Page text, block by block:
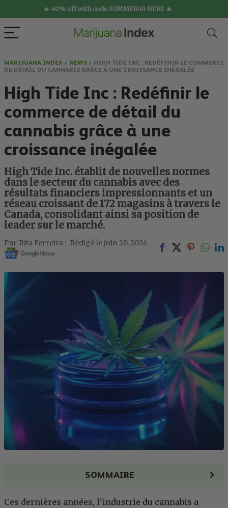
🔥 40% off with code SUMMER40 HERE 🔥
MARIJUANA INDEX > NEWS > HIGH TIDE INC : REDÉFINIR LE COMMERCE
DE DÉTAIL DU CANNABIS GRÂCE À UNE CROISSANCE INÉGALÉE
High Tide Inc : Redéfinir le
commerce de détail du
cannabis grâce à une
croissance inégalée
High Tide Inc. établit de nouvelles normes
dans le secteur du cannabis avec des
résultats financiers impressionnants et un
réseau croissant de 172 magasins à travers le
Canada, consolidant ainsi sa position de
leader sur le marché.
Rita Ferreira juin 20, 2024
SOMMAIRE
Ces dernières années, l’industrie du cannabis a